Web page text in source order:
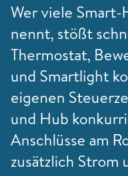
Wer viele
nennt, stößt
Thermostat,
und Smartlight
eigenen
und Hub
Anschlüsse am
zusätzlich Strom